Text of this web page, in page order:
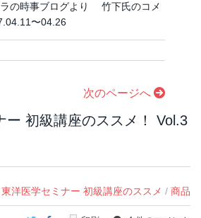
の時事ブログより 竹下氏のコメ
〜04.26
次のページへ
ー 初級講座のススメ！ Vol.3
東洋医学セミナー 初級講座のススメ / 商品